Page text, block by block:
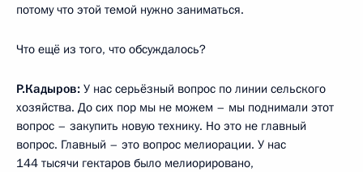
потому что этой темой нужно заниматься.
Что ещё из того, что обсуждалось?
Р.Кадыров: У нас серьёзный вопрос по линии сельского
хозяйства. До сих пор мы не можем – мы поднимали этот
вопрос – закупить новую технику. Но это не главный
вопрос. Главный – это вопрос мелиорации. У нас
144 тысячи гектаров было мелиорировано,